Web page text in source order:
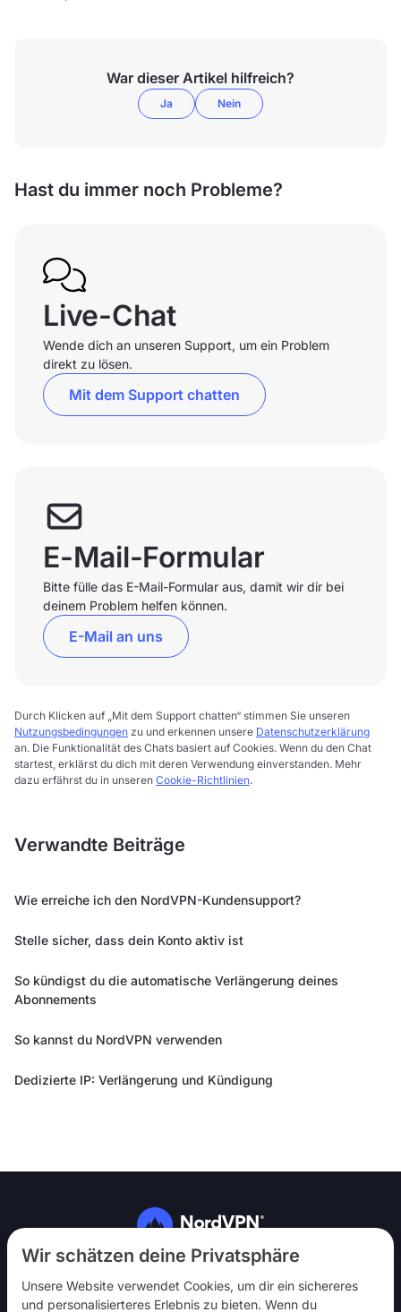
Wir schätzen deine Privatsphäre
Unsere Website verwendet Cookies, um dir ein sichereres
und personalisierteres Erlebnis zu bieten. Wenn du
War dieser Artikel hilfreich?
Ja Nein
Hast du immer noch Probleme?
Live-Chat
Wende dich an unseren Support, um ein Problem
direkt zu lösen.
Mit dem Support chatten
E-Mail-Formular
Bitte fülle das E-Mail-Formular aus, damit wir dir bei
deinem Problem helfen können.
E-Mail an uns
Durch Klicken auf „Mit dem Support chatten“ stimmen Sie unseren
Nutzungsbedingungen zu und erkennen unsere Datenschutzerklärung
an. Die Funktionalität des Chats basiert auf Cookies. Wenn du den Chat
startest, erklärst du dich mit deren Verwendung einverstanden. Mehr
dazu erfährst du in unseren Cookie-Richtlinien.
Verwandte Beiträge
Wie erreiche ich den NordVPN-Kundensupport?
Stelle sicher, dass dein Konto aktiv ist
So kündigst du die automatische Verlängerung deines
Abonnements
So kannst du NordVPN verwenden
Dedizierte IP: Verlängerung und Kündigung
Folg uns